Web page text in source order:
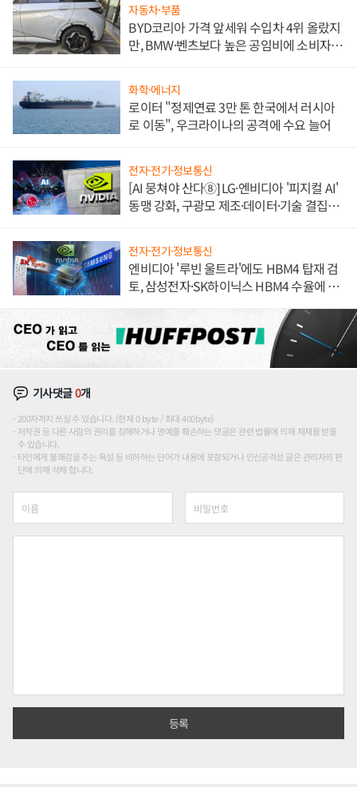
자동차·부품
BYD코리아 가격 앞세워 수입차 4위 올랐지
만, BMW·벤츠보다 높은 공임비에 소비자
화학·에너지
로이터 "정제연료 3만 톤 한국에서 러시아
로 이동", 우크라이나의 공격에 수요 늘어
전자·전기·정보통신
[AI 뭉쳐야 산다⑧] LG·엔비디아 '피지컬 AI'
동맹 강화, 구광모 제조·데이터·기술 결집
전자·전기·정보통신
엔비디아 '루빈 울트라'에도 HBM4 탑재 검
토, 삼성전자·SK하이닉스 HBM4 수율에 주
기사댓글0개
200자까지 쓰실 수 있습니다. (현재 0 byte / 최대 400byte)
저작권 등 다른 사람의 권리를 침해하거나 명예를 훼손하는 댓글은 관련 법률에 의해 제재를 받을
수 있습니다.
타인에게 불쾌감을 주는 욕설 등 비하하는 단어가 내용에 포함되거나 인신공격성 글은 관리자의 판
단에 의해 삭제 합니다.